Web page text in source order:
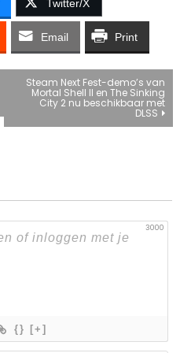
Twitter/X
Email Print
Steam Next Fest-demo’s van
Mortal Shell II en The Sinking
City 2 nu beschikbaar met
DLSS
3000
{} [+]